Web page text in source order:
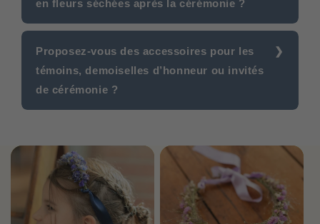
en fleurs séchées après la cérémonie ?
Proposez-vous des accessoires pour les
témoins, demoiselles d’honneur ou invités
de cérémonie ?